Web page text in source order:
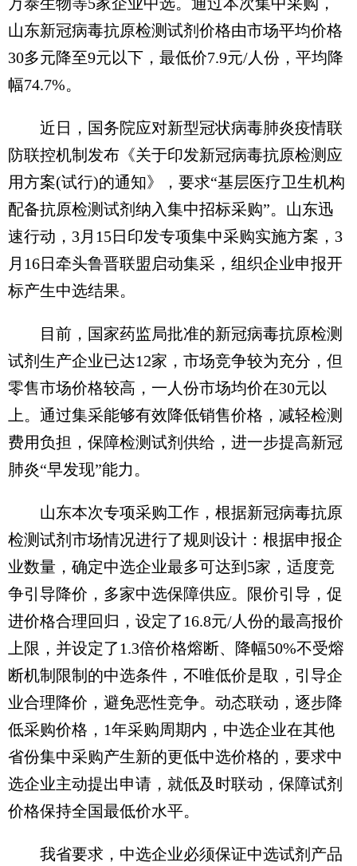
山东新冠病毒抗原检测试剂价格由市场平均价格
30多元降至9元以下，最低价7.9元/人份，平均降
幅74.7%。
近日，国务院应对新型冠状病毒肺炎疫情联
防联控机制发布《关于印发新冠病毒抗原检测应
用方案(试行)的通知》，要求“基层医疗卫生机构
配备抗原检测试剂纳入集中招标采购”。山东迅
速行动，3月15日印发专项集中采购实施方案，3
月16日牵头鲁晋联盟启动集采，组织企业申报开
标产生中选结果。
目前，国家药监局批准的新冠病毒抗原检测
试剂生产企业已达12家，市场竞争较为充分，但
零售市场价格较高，一人份市场均价在30元以
上。通过集采能够有效降低销售价格，减轻检测
费用负担，保障检测试剂供给，进一步提高新冠
肺炎“早发现”能力。
山东本次专项采购工作，根据新冠病毒抗原
检测试剂市场情况进行了规则设计：根据申报企
业数量，确定中选企业最多可达到5家，适度竞
争引导降价，多家中选保障供应。限价引导，促
进价格合理回归，设定了16.8元/人份的最高报价
上限，并设定了1.3倍价格熔断、降幅50%不受熔
断机制限制的中选条件，不唯低价是取，引导企
业合理降价，避免恶性竞争。动态联动，逐步降
低采购价格，1年采购周期内，中选企业在其他
省份集中采购产生新的更低中选价格的，要求中
选企业主动提出申请，就低及时联动，保障试剂
价格保持全国最低价水平。
我省要求，中选企业必须保证中选试剂产品